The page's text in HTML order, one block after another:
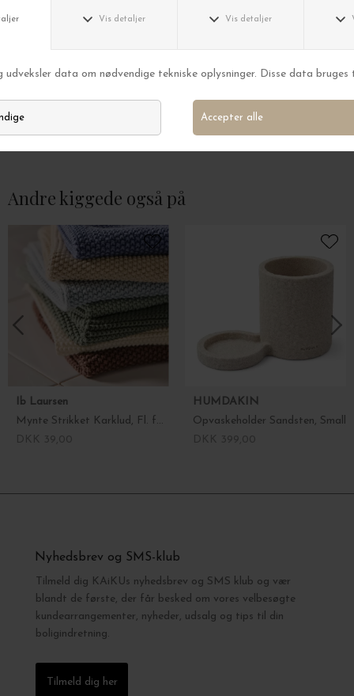
Siem Bæltetaske XL, Sand
Andre kiggede også på
Ib Laursen
Mynte Strikket Karklud, Fl. farver
HUMDAKIN
Opvaskeholder Sandsten, Small
Nyhedsbrev og SMS-klub
Tilmeld dig KAiKUs nyhedsbrev og SMS klub og vær
blandt de første, der får besked om vores velbesøgte
kundearrangementer, nyheder, udsalg og tips til din
boligindretning.
Tilmeld dig her